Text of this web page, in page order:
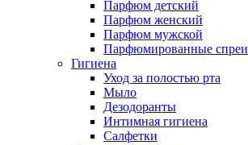
Парфюм детский
Парфюм женский
Парфюм мужской
Парфюмированные спреи
Гигиена
Уход за полостью рта
Мыло
Дезодоранты
Интимная гигиена
Салфетки